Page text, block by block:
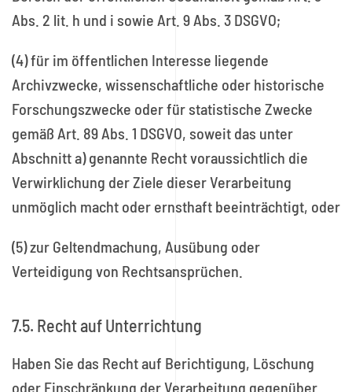
Abs. 2 lit. h und i sowie Art. 9 Abs. 3 DSGVO;
(4) für im öffentlichen Interesse liegende
Archivzwecke, wissenschaftliche oder historische
Forschungszwecke oder für statistische Zwecke
gemäß Art. 89 Abs. 1 DSGVO, soweit das unter
Abschnitt a) genannte Recht voraussichtlich die
Verwirklichung der Ziele dieser Verarbeitung
unmöglich macht oder ernsthaft beeinträchtigt, oder
(5) zur Geltendmachung, Ausübung oder
Verteidigung von Rechtsansprüchen.
7.5. Recht auf Unterrichtung
Haben Sie das Recht auf Berichtigung, Löschung
oder Einschränkung der Verarbeitung gegenüber